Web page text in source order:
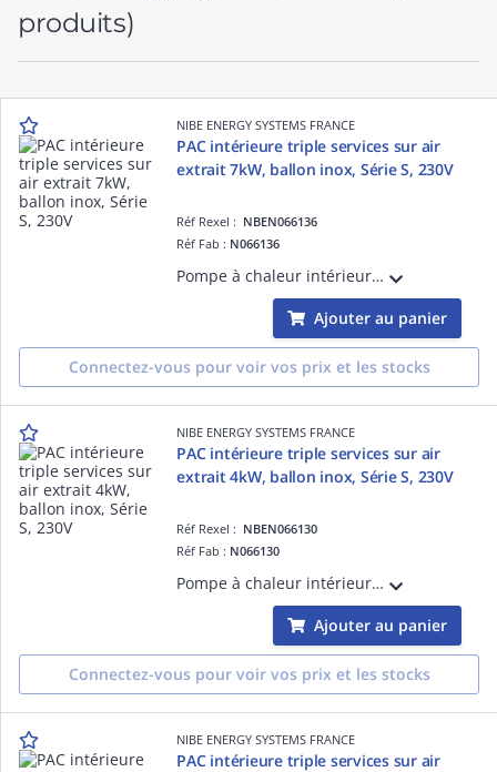
produits)
NIBE ENERGY SYSTEMS FRANCE
PAC intérieure triple services sur air
extrait 7kW, ballon inox, Série S, 230V
Réf Rexel : NBEN066136
Réf Fab : N066136
Pompe à chaleur intérieure triple services sur air extrait 7kW, ballon inox, Série S, 230V
Ajouter au panier
Connectez-vous pour voir vos prix et les stocks
NIBE ENERGY SYSTEMS FRANCE
PAC intérieure triple services sur air
extrait 4kW, ballon inox, Série S, 230V
Réf Rexel : NBEN066130
Réf Fab : N066130
Pompe à chaleur intérieure triple services sur air extrait 4kW, ballon inox, Série S, 230V
Ajouter au panier
Connectez-vous pour voir vos prix et les stocks
NIBE ENERGY SYSTEMS FRANCE
PAC intérieure triple services sur air